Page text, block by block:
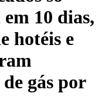
10 dias,
hotéis e
gás por